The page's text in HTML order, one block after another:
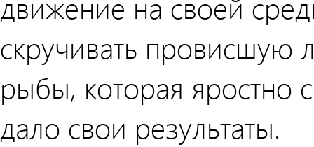
скручивать провисшую
рыбы, которая яростно
дало свои результаты.